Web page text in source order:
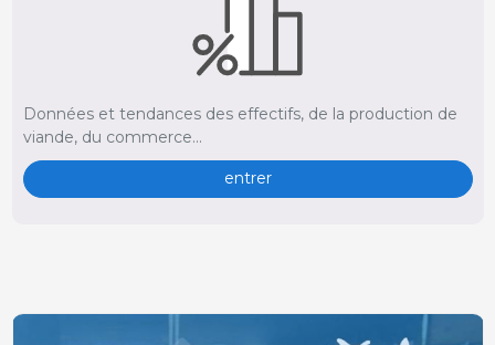
Données et tendances des effectifs, de la production de
viande, du commerce...
entrer